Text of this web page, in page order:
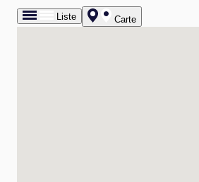
Liste Carte